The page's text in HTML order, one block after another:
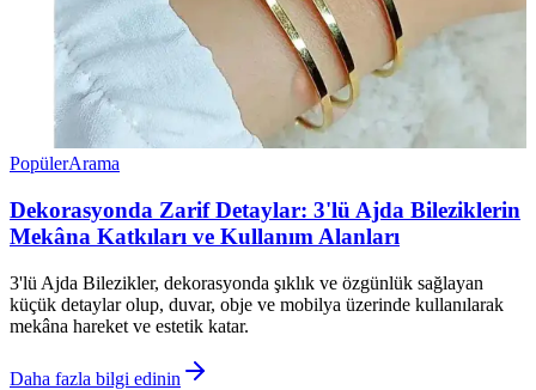
PopülerArama
Dekorasyonda Zarif Detaylar: 3'lü Ajda Bileziklerin
Mekâna Katkıları ve Kullanım Alanları
3'lü Ajda Bilezikler, dekorasyonda şıklık ve özgünlük sağlayan
küçük detaylar olup, duvar, obje ve mobilya üzerinde kullanılarak
mekâna hareket ve estetik katar.
Daha fazla bilgi edinin